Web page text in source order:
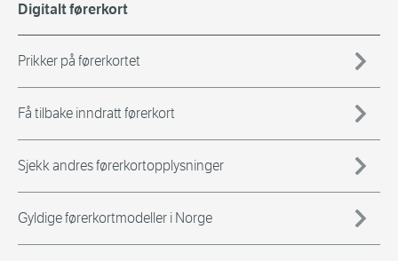
Digitalt førerkort
Prikker på førerkortet
Få tilbake inndratt førerkort
Sjekk andres førerkortopplysninger
Gyldige førerkortmodeller i Norge